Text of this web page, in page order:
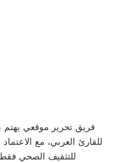
فريق تحرير موقعي يهتم
للقارئ العربي، مع
للتثقيف الصحي